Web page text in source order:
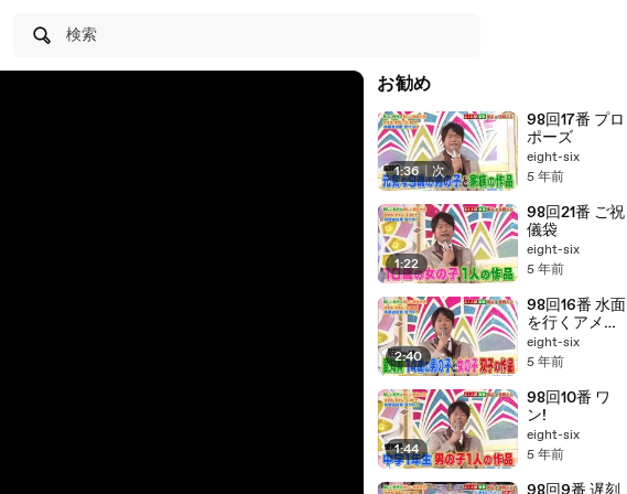
検索
お勧め
1:36 | 次
98回17番 プロ
ポーズ
eight-six
5 年前
1:22
98回21番 ご祝
儀袋
eight-six
5 年前
2:40
98回16番 水面
を行くアメン
ボ
eight-six
5 年前
1:44
98回10番 ワ
ン!
eight-six
5 年前